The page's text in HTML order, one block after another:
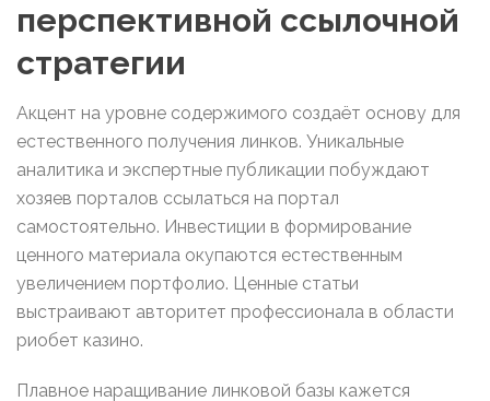
перспективной ссылочной
стратегии
Акцент на уровне содержимого создаёт основу для
естественного получения линков. Уникальные
аналитика и экспертные публикации побуждают
хозяев порталов ссылаться на портал
самостоятельно. Инвестиции в формирование
ценного материала окупаются естественным
увеличением портфолио. Ценные статьи
выстраивают авторитет профессионала в области
риобет казино.
Плавное наращивание линковой базы кажется